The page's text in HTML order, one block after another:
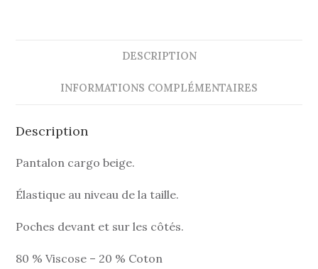
DESCRIPTION
INFORMATIONS COMPLÉMENTAIRES
Description
Pantalon cargo beige.
Élastique au niveau de la taille.
Poches devant et sur les côtés.
80 % Viscose – 20 % Coton